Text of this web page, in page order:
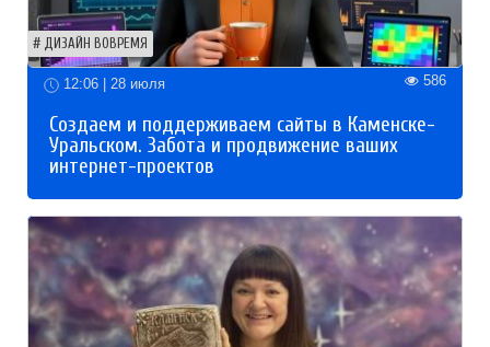
ДИЗАЙН ВОВРЕМЯ
12:06 | 28 июля 586
Создаем и поддерживаем сайты в Каменске-
Уральском. Забота и продвижение ваших
интернет-проектов